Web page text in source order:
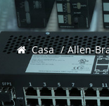
Casa / Allen-